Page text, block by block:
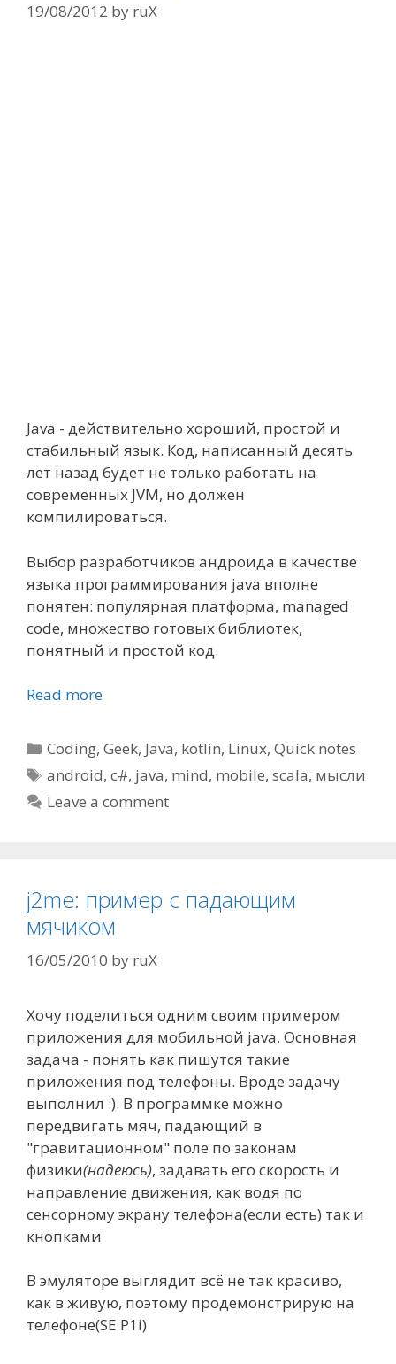
19/08/2012 by ruX
Java - действительно хороший, простой и
стабильный язык. Код, написанный десять
лет назад будет не только работать на
современных JVM, но должен
компилироваться.
Выбор разработчиков андроида в качестве
языка программирования java вполне
понятен: популярная платформа, managed
code, множество готовых библиотек,
понятный и простой код.
Read more
Categories
Coding,Geek, Java, kotlin, Linux,Quick notes
Tags
android,c#, java, mind, mobile,scala, мысли
Leave a comment
j2me: пример с падающим
мячиком
16/05/2010 by ruX
Хочу поделиться одним своим примером
приложения для мобильной java. Основная
задача - понять как пишутся такие
приложения под телефоны. Вроде задачу
выполнил :). В программке можно
передвигать мяч, падающий в
"гравитационном" поле по законам
физики(надеюсь), задавать его скорость и
направление движения, как водя по
сенсорному экрану телефона(если есть) так и
кнопками
В эмуляторе выглядит всё не так красиво,
как в живую, поэтому продемонстрирую на
телефоне(SE P1i)